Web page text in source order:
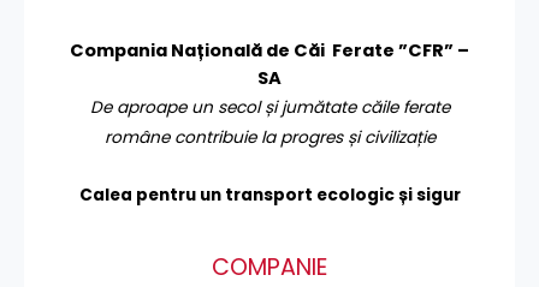
Compania Națională de Căi Ferate ”CFR” –
SA
De aproape un secol și jumătate căile ferate
române contribuie la progres și civilizație
Calea pentru un transport ecologic și sigur
COMPANIE